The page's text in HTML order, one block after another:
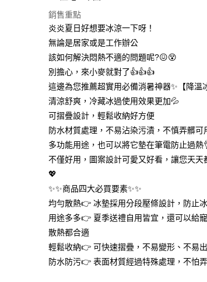
台新國際商業銀行
台灣樂天信用卡公司
AFTEE先享後付
相關說明
【關於「AFTEE先享後付」】
AFTEE先享後付是「在收到商品之後才付款」的
１．簡單：不需註冊會員、不需綁卡、不需儲值。
２．便利：只要手機號碼，簡訊認證，即可結帳。
３．安心：先確認商品／服務後，再付款。
【「AFTEE先享後付」結帳流程】
１．於結帳方式選擇「AFTEE先享後付」後，將
付」結帳頁面，進行簡訊認證並確認金額後，即可
２．訂單成立數日內，您將收到繳費通知簡訊。
３．收到繳費通知簡訊後14天內，點擊此簡訊中
／ATM／網路銀行／等多元方式進行付款，方視為
絡購買商品的店家。未經商家同意取消之訂單仍
先享後付繳納相關費用。
是否繳費成功／繳費後需取消欲退款等相關疑問
付客戶支援中心」
【注意事項】
１．透過由恩沛科技股份有限公司提供之「
ATM付款
運送方式
全家取貨付款
每筆NT$60，滿NT$399(含以上)免運費
付款後全家取貨
每筆NT$60，滿NT$399(含以上)免運費
7-11取貨付款
每筆NT$60，滿NT$399(含以上)免運費
付款後7-11取貨
每筆NT$60，滿NT$399(含以上)免運費
宅配
銷售重點
炎炎夏日好想要冰涼一下呀！
無論是居家或是工作辦公
該如何解決悶熱不適的問題呢?😖😵
別擔心，來小麥就對了👍👍👍
這邊為您推薦超實用必備消暑神器✨【降溫
清涼舒爽，冷藏冰過使用效果更加💦
可摺疊設計，輕鬆收納好方便
防水材質處理，不易沾染污漬，不慎弄髒可
多功能用途，也可以將它墊在筆電防止過熱
不僅好用，圖案設計可愛又好看，讓您天
💖
✨✨商品四大必買要素✨✨
均勻散熱👉 冰墊採用分段壓條設計，防止
用途多多👉 夏季送禮自用皆宜，還可以給
散熱都合適
輕鬆收納👉 可快速摺疊，不易變形、不易
防水防污👉 表面材質經過特殊處理，不怕